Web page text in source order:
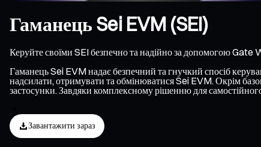
Гаманець Sei EVM (SEI)
Керуйте своїми SEI безпечно та надійно за допомогою Gate
Гаманець Sei EVM надає безпечний та гнучкий спосіб
надсилати, отримувати та обмінюватися Sei EVM. Окрім
застосунки. Завдяки комплексному рішенню для
Завантажити зараз